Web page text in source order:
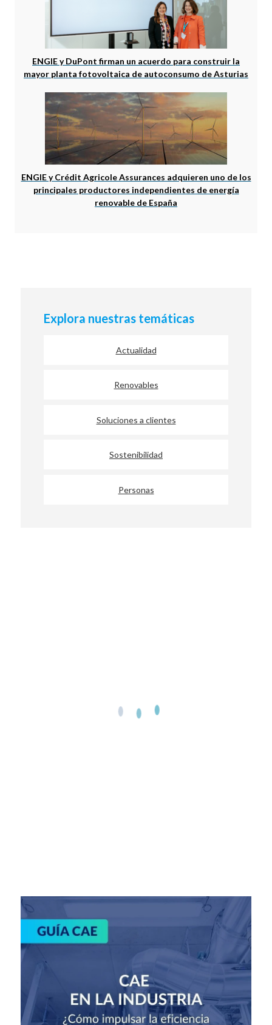
ENGIE y DuPont firman un acuerdo para construir la
mayor planta fotovoltaica de autoconsumo de Asturias
ENGIE y Crédit Agricole Assurances adquieren uno de los
principales productores independientes de energía
renovable de España
Explora nuestras temáticas
Actualidad
Renovables
Soluciones a clientes
Sostenibilidad
Personas